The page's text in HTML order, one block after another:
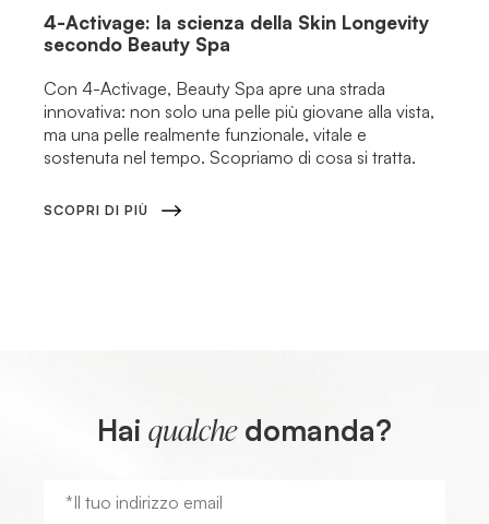
4-Activage: la scienza della Skin Longevity
secondo Beauty Spa
Con 4-Activage, Beauty Spa apre una strada
innovativa: non solo una pelle più giovane alla vista,
ma una pelle realmente funzionale, vitale e
sostenuta nel tempo. Scopriamo di cosa si tratta.
SCOPRI DI PIÙ
Hai qualchedomanda?